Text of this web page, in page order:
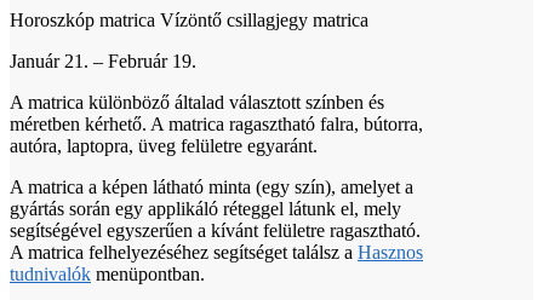
Horoszkóp matrica Vízöntő csillagjegy matrica
Január 21. – Február 19.
A matrica különböző általad választott színben és
méretben kérhető. A matrica ragasztható falra, bútorra,
autóra, laptopra, üveg felületre egyaránt.
A matrica a képen látható minta (egy szín), amelyet a
gyártás során egy applikáló réteggel látunk el, mely
segítségével egyszerűen a kívánt felületre ragasztható.
A matrica felhelyezéséhez segítséget találsz a Hasznos
tudnivalók menüpontban.